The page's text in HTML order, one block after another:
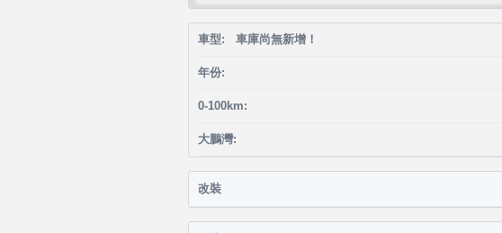
車型: 車庫尚無新增！
年份:
0-100km:
大鵬灣:
改裝